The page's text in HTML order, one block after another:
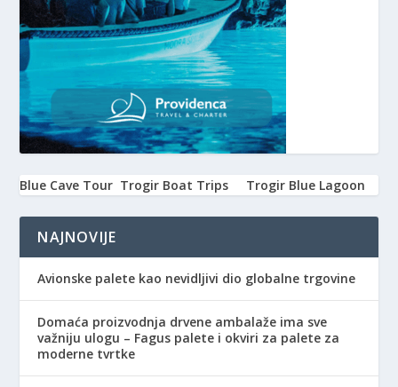
Blue Cave Tour Trogir Boat Trips Trogir Blue Lagoon
NAJNOVIJE
Avionske palete kao nevidljivi dio globalne trgovine
Domaća proizvodnja drvene ambalaže ima sve
važniju ulogu – Fagus palete i okviri za palete za
moderne tvrtke